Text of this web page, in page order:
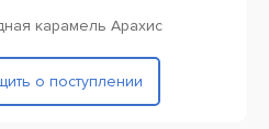
карамель Арахис
о поступлении